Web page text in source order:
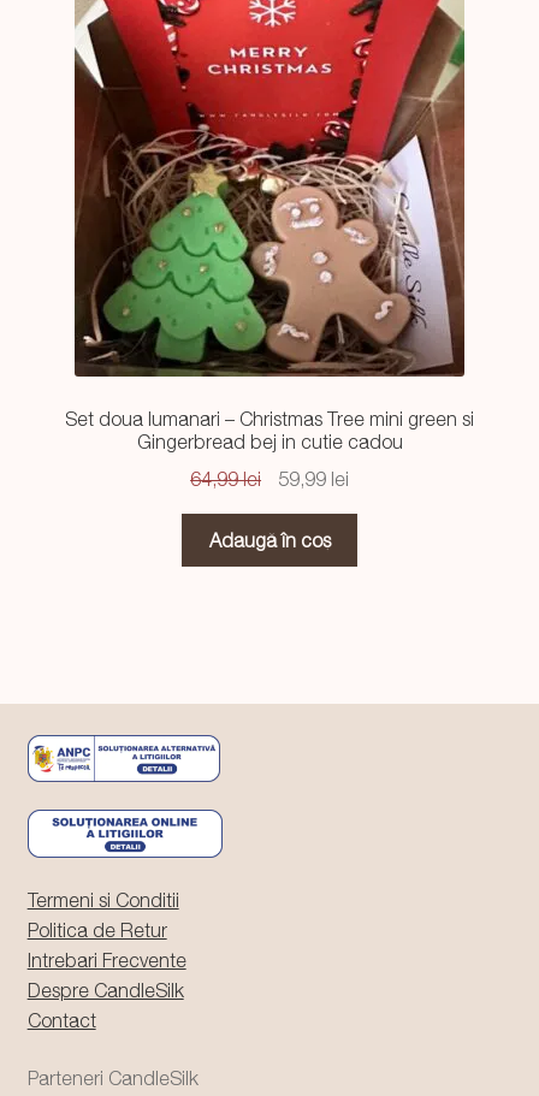
Set doua lumanari – Christmas Tree mini green si
Gingerbread bej in cutie cadou
64,99lei
Prețul
a
fost:
59,99 leiPrețul
59,99 lei.
Adaugă în coș
Termeni si Conditii
Politica de Retur
Intrebari Frecvente
Despre CandleSilk
Contact
Parteneri CandleSilk